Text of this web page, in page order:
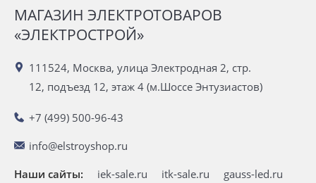
МАГАЗИН ЭЛЕКТРОТОВАРОВ
«ЭЛЕКТРОСТРОЙ»
111524, Москва, улица Электродная 2, стр.
12, подъезд 12, этаж 4 (м.Шоссе Энтузиастов)
+7 (499) 500-96-43
info@elstroyshop.ru
Наши сайты: iek-sale.ru itk-sale.ru
gauss-led.ru